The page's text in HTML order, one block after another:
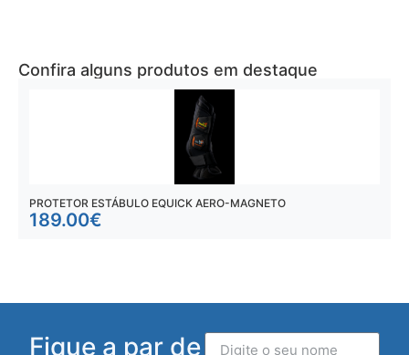
Confira alguns produtos em destaque
PROTETOR ESTÁBULO EQUICK AERO-MAGNETO
189.00€
Fique a par de